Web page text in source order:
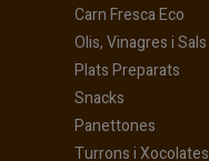
Carn Fresca Eco
Olis, Vinagres i Sals
Plats Preparats
Snacks
Panettones
Turrons i Xocolates